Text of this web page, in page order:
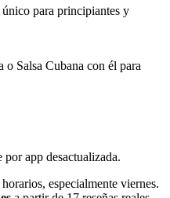
para principiantes y
Salsa Cubana con él para
app desactualizada.
especialmente viernes.